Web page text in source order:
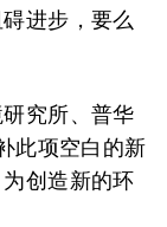
进步，要么
究所、普华
此项空白的新
创造新的环